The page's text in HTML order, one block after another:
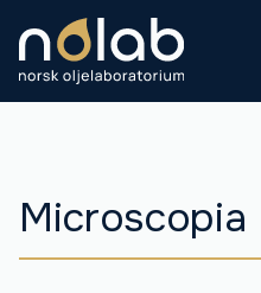
Microscopia